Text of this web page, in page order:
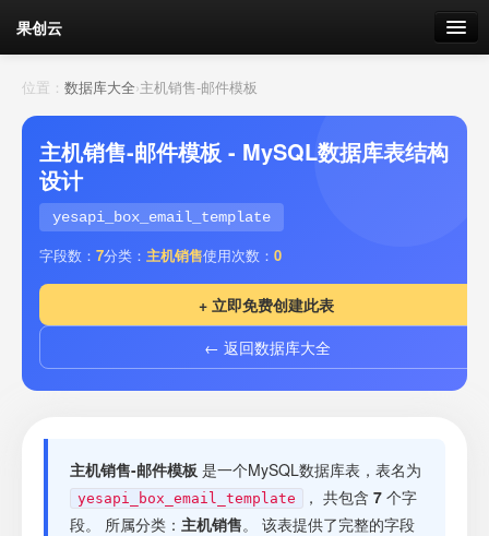
果创云
数据表单
API接口
云存储
流量 剩余接口流量
套餐
位置： 数据库大全›主机销售-邮件模板
主机销售-邮件模板 - MySQL数据库表结构
设计
yesapi_box_email_template
字段数： 7分类： 主机销售使用次数： 0
+ 立即免费创建此表
← 返回数据库大全
主机销售-邮件模板 是一个MySQL数据库表，表名为
yesapi_box_email_template ， 共包含 7 个字
段。 所属分类： 主机销售。 该表提供了完整的字段